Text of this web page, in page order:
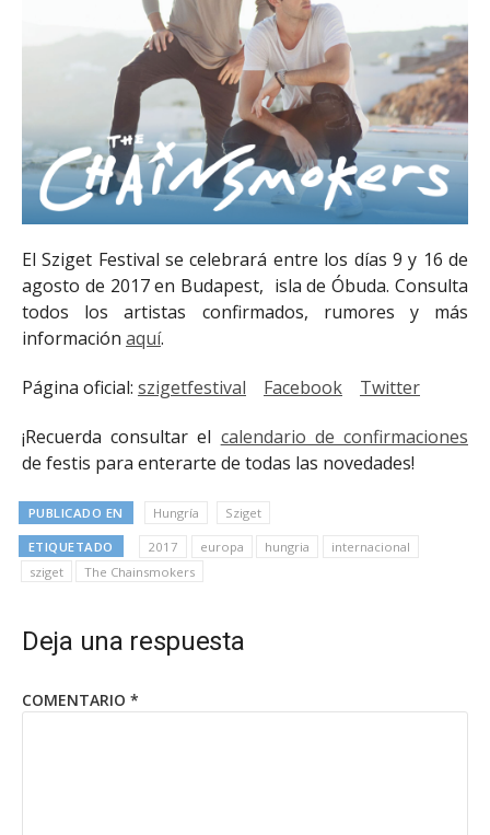
El Sziget Festival se celebrará entre los días 9 y 16 de
agosto de 2017 en Budapest, isla de Óbuda. Consulta
todos los artistas confirmados, rumores y más
información aquí.
Página oficial: szigetfestival Facebook Twitter
¡Recuerda consultar el calendario de confirmaciones
de festis para enterarte de todas las novedades!
PUBLICADO EN Hungría Sziget
ETIQUETADO 2017 europa hungria
internacional
sziget
The Chainsmokers
Deja una respuesta
COMENTARIO *